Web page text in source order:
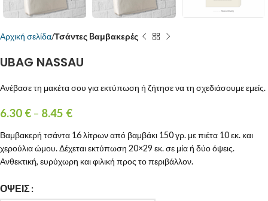
Αρχική σελίδα Τσάντες Bαμβακερές
UBAG NASSAU
Ανέβασε τη μακέτα σου για εκτύπωση ή ζήτησε να τη σχεδιάσουμε εμείς.
6.30 € – 8.45 €
Βαμβακερή τσάντα 16 λίτρων από βαμβάκι 150 γρ. με πιέτα 10 εκ. και
χερούλια ώμου. Δέχεται εκτύπωση 20×29 εκ. σε μία ή δύο όψεις.
Ανθεκτική, ευρύχωρη και φιλική προς το περιβάλλον.
ΌΨΕΙΣ